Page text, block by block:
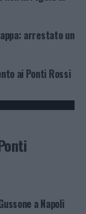
arrestato un
ai Ponti Rossi
a Napoli